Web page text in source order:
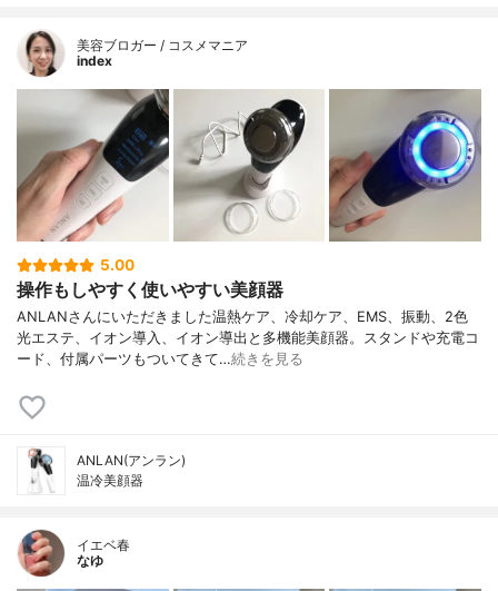
美容ブロガー / コスメマニア
index
5.00
操作もしやすく使いやすい美顔器
ANLANさんにいただきました温熱ケア、冷却ケア、EMS、振動、2色
光エステ、イオン導入、イオン導出と多機能美顔器。スタンドや充電コ
ード、付属パーツもついてきて…続きを見る
ANLAN(アンラン)
温冷美顔器
イエベ春
なゆ